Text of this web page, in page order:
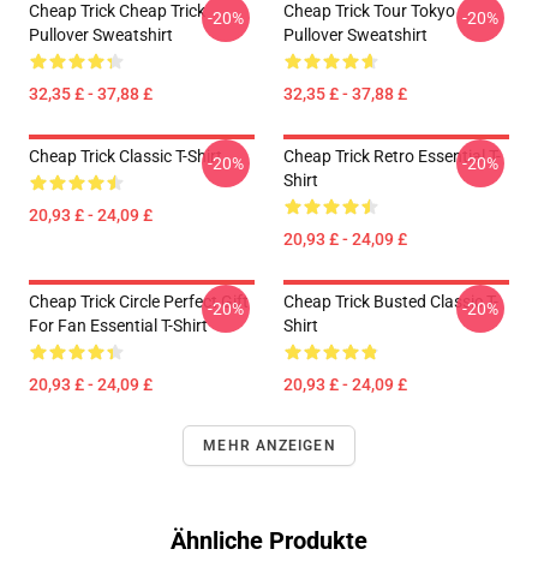
Cheap Trick Cheap Trick
Pullover Sweatshirt
32,35 £ - 37,88 £
-20%
Cheap Trick Tour Tokyo
Pullover Sweatshirt
32,35 £ - 37,88 £
-20%
Cheap Trick Classic T-Shirt
20,93 £ - 24,09 £
-20%
Cheap Trick Retro Essential T-
Shirt
20,93 £ - 24,09 £
-20%
Cheap Trick Circle Perfect Gift
For Fan Essential T-Shirt
20,93 £ - 24,09 £
-20%
Cheap Trick Busted Classic T-
Shirt
20,93 £ - 24,09 £
-20%
MEHR ANZEIGEN
Ähnliche Produkte